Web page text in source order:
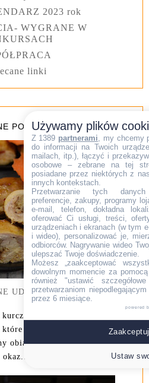
2023 rok
WYGRANE W
linki
POSTY Z 7 DNI
UDKA KURCZAKA
to eleganckie i
świetnie sprawdzi się
obiad, jak i na wyjątkową
okaz...
Używamy plików
Z 1389 partnerami, my chcemy
do informacji na Twoich
mailach, itp.), łączyć i
osobowe – zebrane na tej
posiadane przez niektórych z
innych kontekstach.
Przetwarzanie tych danych
preferencje, zakupy, programy
e-mail, telefon, dokładna
oferować Ci usługi, treści,
urządzeniach i ekranach (w tym
i wideo), personalizować je,
odbiorców. Nagrywanie wideo
ulepszać Twoje doświadczenie.
Możesz „zaakceptować
dowolnym momencie za
również "ustawić
przetwarzaniom
przez 6 miesiące.
powered
Ustaw